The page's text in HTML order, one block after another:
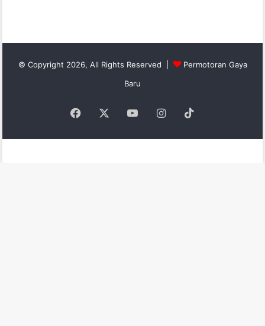
© Copyright 2026, All Rights Reserved |
Permotoran Gaya
Baru
Facebook YouTubeInstagram